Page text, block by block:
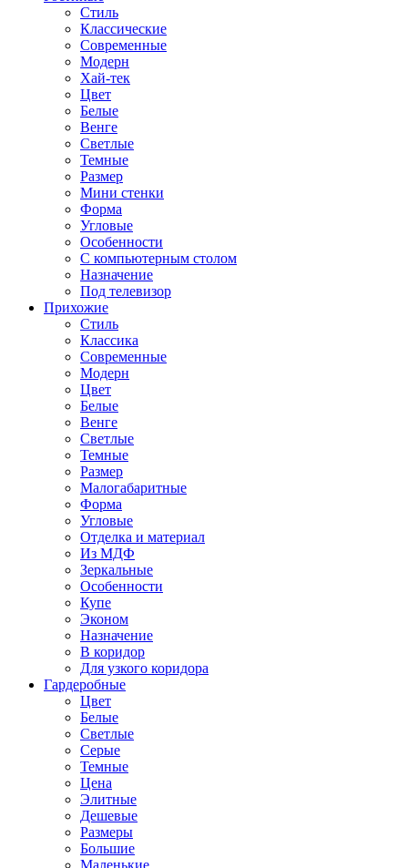
Стиль
Классические
Современные
Модерн
Хай-тек
Цвет
Белые
Венге
Светлые
Темные
Размер
Мини стенки
Форма
Угловые
Особенности
С компьютерным столом
Назначение
Под телевизор
Прихожие
Стиль
Классика
Современные
Модерн
Цвет
Белые
Венге
Светлые
Темные
Размер
Малогабаритные
Форма
Угловые
Отделка и материал
Из МДФ
Зеркальные
Особенности
Купе
Эконом
Назначение
В коридор
Для узкого коридора
Гардеробные
Цвет
Белые
Светлые
Серые
Темные
Цена
Элитные
Дешевые
Размеры
Большие
Маленькие